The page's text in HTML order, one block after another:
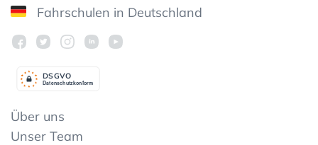
Fahrschulen in Deutschland
Datenschutzkonform
DSGVO
Über uns
Unser Team